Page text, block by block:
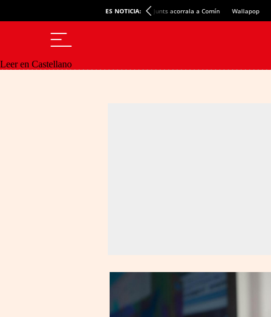
ES NOTICIA: Junts acorrala a Comín Wallapop
Leer en Castellano